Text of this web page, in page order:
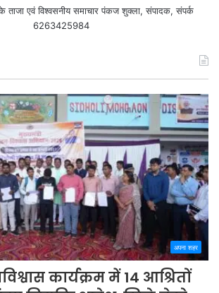
ताजा एवं विश्वसनीय समाचार पंकज शुक्ला, संपादक, संपर्क
6263425984
अपना शहर
कार्यक्रम में 14 आश्रितों